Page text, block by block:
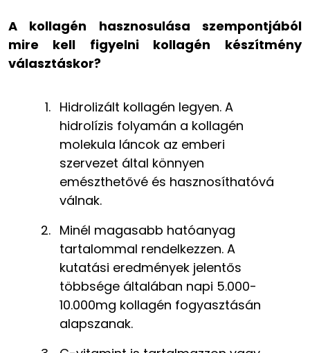
A kollagén hasznosulása szempontjából
mire kell figyelni kollagén készítmény
választáskor?
Hidrolizált kollagén legyen. A
hidrolízis folyamán a kollagén
molekula láncok az emberi
szervezet által könnyen
emészthetővé és hasznosíthatóvá
válnak.
Minél magasabb hatóanyag
tartalommal rendelkezzen. A
kutatási eredmények jelentős
többsége általában napi 5.000-
10.000mg kollagén fogyasztásán
alapszanak.